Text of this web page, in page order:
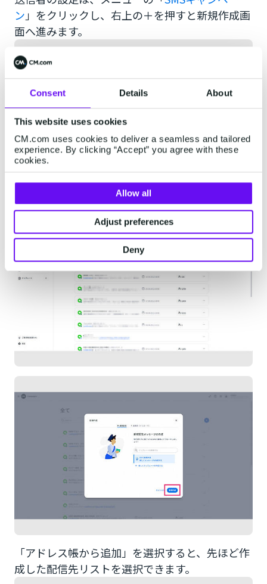
Consent Details About
This website uses cookies
CM.com uses cookies to deliver a seamless and tailored
experience. By clicking “Accept” you agree with these
cookies.
Allow all
Adjust preferences
Deny
ン 」をクリックし、右上の＋を押すと新規作成画
面へ進みます。
「アドレス帳から追加」を選択すると、先ほど作
成した配信先リストを選択できます。